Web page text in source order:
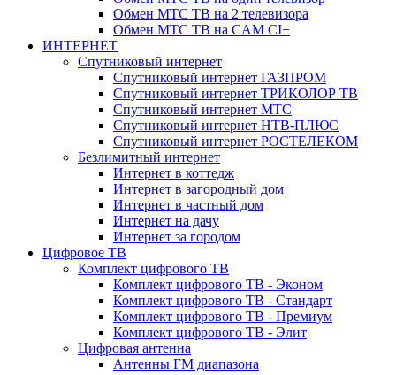
Обмен МТС ТВ на 2 телевизора
Обмен МТС ТВ на CAM CI+
ИНТЕРНЕТ
Спутниковый интернет
Спутниковый интернет ГАЗПРОМ
Спутниковый интернет ТРИКОЛОР ТВ
Спутниковый интернет МТС
Спутниковый интернет НТВ-ПЛЮС
Спутниковый интернет РОСТЕЛЕКОМ
Безлимитный интернет
Интернет в коттедж
Интернет в загородный дом
Интернет в частный дом
Интернет на дачу
Интернет за городом
Цифровое ТВ
Комплект цифрового ТВ
Комплект цифрового ТВ - Эконом
Комплект цифрового ТВ - Стандарт
Комплект цифрового ТВ - Премиум
Комплект цифрового ТВ - Элит
Цифровая антенна
Антенны FM диапазона